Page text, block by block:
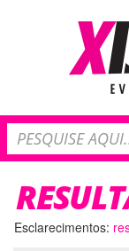
Esclarecimentos: